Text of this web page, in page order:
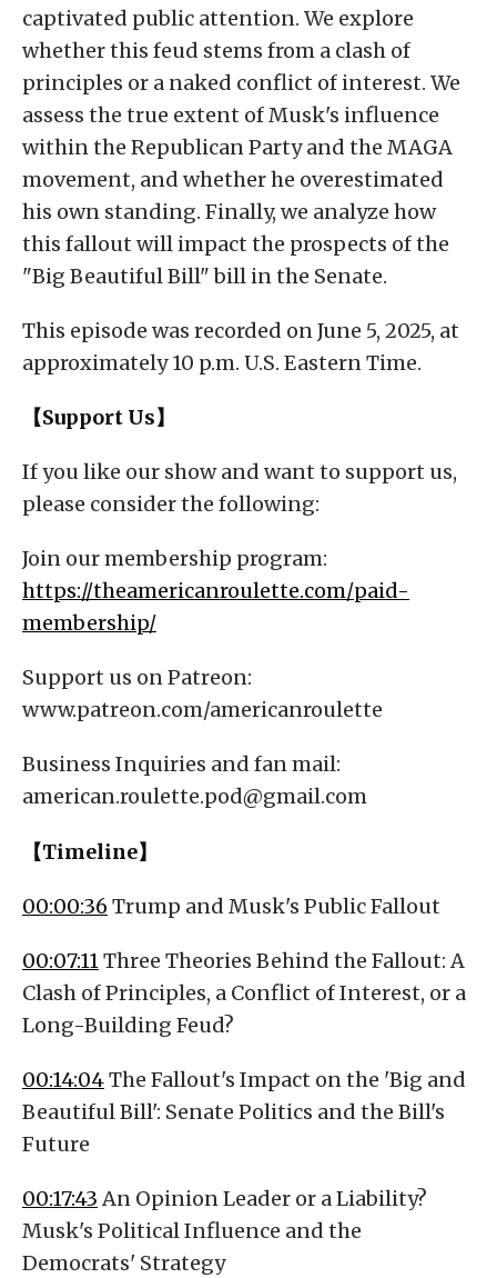
captivated public attention. We explore
whether this feud stems from a clash of
principles or a naked conflict of interest. We
assess the true extent of Musk's influence
within the Republican Party and the MAGA
movement, and whether he overestimated
his own standing. Finally, we analyze how
this fallout will impact the prospects of the
"Big Beautiful Bill" bill in the Senate.
This episode was recorded on June 5, 2025, at
approximately 10 p.m. U.S. Eastern Time.
【Support Us】
If you like our show and want to support us,
please consider the following:
Join our membership program:
https://theamericanroulette.com/paid-
membership/
Support us on Patreon:
www.patreon.com/americanroulette
Business Inquiries and fan mail:
american.roulette.pod@gmail.com
【Timeline】
00:00:36 Trump and Musk's Public Fallout
00:07:11Three Theories Behind the Fallout: A
Clash of Principles, a Conflict of Interest, or a
Long-Building Feud?
00:14:04The Fallout's Impact on the 'Big and
Beautiful Bill': Senate Politics and the Bill's
Future
00:17:43 An Opinion Leader or a Liability?
Musk's Political Influence and the
Democrats' Strategy